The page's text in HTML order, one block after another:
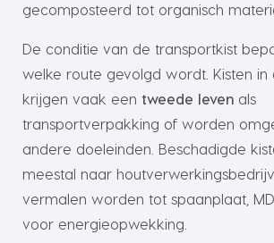
gecomposteerd tot organisch
De conditie van de transportkist
welke route gevolgd wordt. Kisten
krijgen vaak een tweede leven als
transportverpakking of worden
andere doeleinden. Beschadigde
meestal naar
vermalen worden tot spaanplaat,
voor energieopwekking.